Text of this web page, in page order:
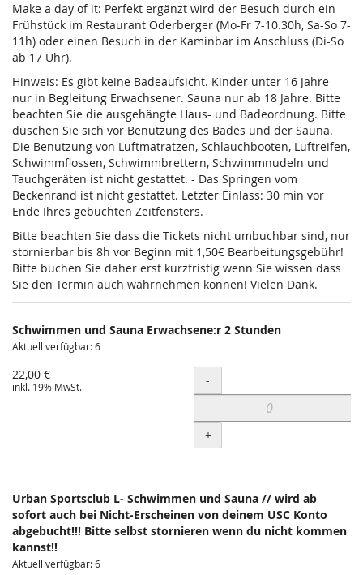
Make a day of it: Perfekt ergänzt wird der Besuch durch ein
Frühstück im Restaurant Oderberger (Mo-Fr 7-10.30h, Sa-So 7-
11h) oder einen Besuch in der Kaminbar im Anschluss (Di-So
ab 17 Uhr).
Hinweis: Es gibt keine Badeaufsicht. Kinder unter 16 Jahre
nur in Begleitung Erwachsener. Sauna nur ab 18 Jahre. Bitte
beachten Sie die ausgehängte Haus- und Badeordnung. Bitte
duschen Sie sich vor Benutzung des Bades und der Sauna.
Die Benutzung von Luftmatratzen, Schlauchbooten, Luftreifen,
Schwimmflossen, Schwimmbrettern, Schwimmnudeln und
Tauchgeräten ist nicht gestattet. - Das Springen vom
Beckenrand ist nicht gestattet. Letzter Einlass: 30 min vor
Ende Ihres gebuchten Zeitfensters.
Bitte beachten Sie dass die Tickets nicht umbuchbar sind, nur
stornierbar bis 8h vor Beginn mit 1,50€ Bearbeitungsgebühr!
Bitte buchen Sie daher erst kurzfristig wenn Sie wissen dass
Sie den Termin auch wahrnehmen können! Vielen Dank.
Schwimmen und Sauna Erwachsene:r 2 Stunden
Aktuell verfügbar: 6
22,00 €
inkl. 19% MwSt. Menge
-
+
Urban Sportsclub L- Schwimmen und Sauna // wird ab
sofort auch bei Nicht-Erscheinen von deinem USC Konto
abgebucht!!! Bitte selbst stornieren wenn du nicht kommen
kannst!!
Aktuell verfügbar: 6